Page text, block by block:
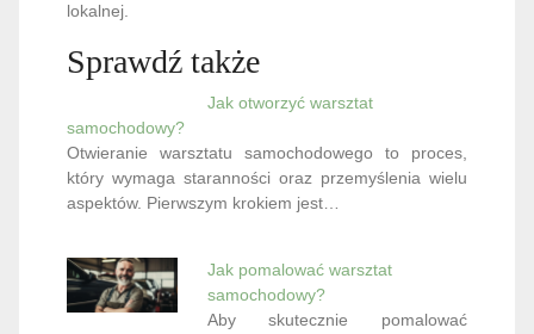
lokalnej.
Sprawdź także
Jak otworzyć warsztat
samochodowy?
Otwieranie warsztatu samochodowego to proces,
który wymaga staranności oraz przemyślenia wielu
aspektów. Pierwszym krokiem jest…
Jak pomalować warsztat
samochodowy?
Aby skutecznie pomalować